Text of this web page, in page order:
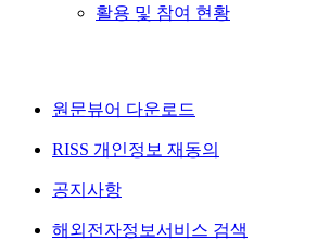
활용 및 참여 현황
원문뷰어 다운로드
RISS 개인정보 재동의
공지사항
해외전자정보서비스 검색